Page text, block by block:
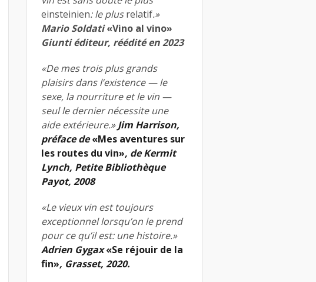
einsteinien: le plusrelatif.»
Mario Soldati«Vino al vino»
Giunti éditeur, réédité en 2023
«De mes trois plus grands
plaisirs dans l’existence — le
sexe, la nourriture et le vin —
seul le dernier nécessite une
aide extérieure.»Jim Harrison,
préface de«Mes aventures sur
les routes du vin», de Kermit
Lynch, Petite Bibliothèque
Payot, 2008
«Le vieux vin est toujours
exceptionnel lorsqu’on le prend
pour ce qu’il est: une histoire.»
Adrien Gygax«Se réjouir de la
fin», Grasset, 2020.